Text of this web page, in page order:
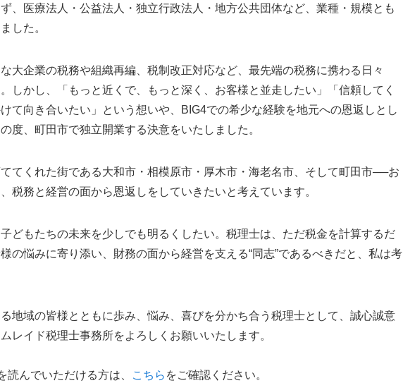
、医療法人・公益法人・独立行政法人・地方公共団体など、業種・規模とも
した。
大企業の税務や組織再編、税制改正対応など、最先端の税務に携わる日々
しかし、「もっと近くで、もっと深く、お客様と並走したい」「信頼してく
て向き合いたい」という想いや、BIG4での希少な経験を地元への恩返しとし
度、町田市で独立開業する決意をいたしました。
てくれた街である大和市・相模原市・厚木市・海老名市、そして町田市──お
税務と経営の面から恩返しをしていきたいと考えています。
どもたちの未来を少しでも明るくしたい。税理士は、ただ税金を計算するだ
の悩みに寄り添い、財務の面から経営を支える“同志”であるべきだと、私は考
地域の皆様とともに歩み、悩み、喜びを分かち合う税理士として、誠心誠意
レイド税理士事務所をよろしくお願いいたします。
読んでいただける方は、 こちら をご確認ください。